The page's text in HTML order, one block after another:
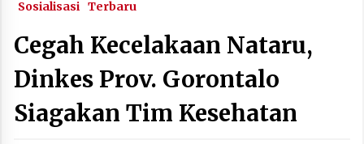
Sosialisasi Terbaru
Cegah Kecelakaan Nataru,
Dinkes Prov. Gorontalo
Siagakan Tim Kesehatan